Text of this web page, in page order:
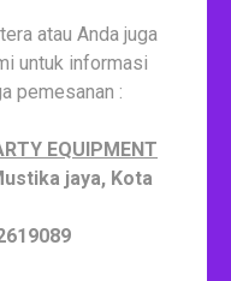
atau Anda juga
untuk informasi
pemesanan :
EQUIPMENT
jaya, Kota